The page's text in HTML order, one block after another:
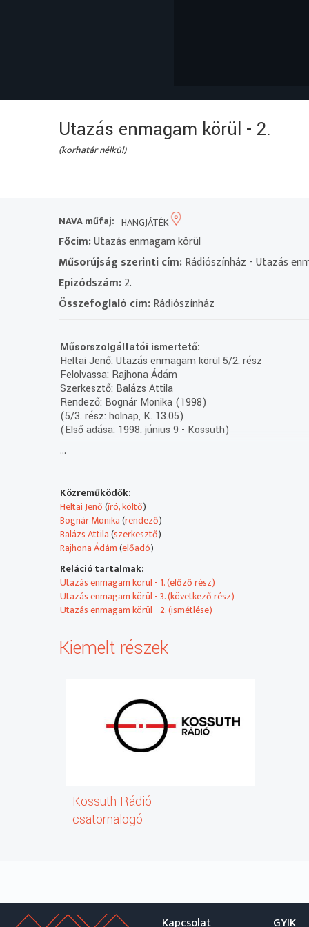
Utazás enmagam körül - 2.
(korhatár nélkül)
NAVA műfaj: HANGJÁTÉK
Főcím:Utazás enmagam körül
Műsorújság szerinti cím:Rádiószínház - Utazás
Epizódszám:2.
Összefoglaló cím:Rádiószínház
Műsorszolgáltatói ismertető:
Heltai Jenő: Utazás enmagam körül 5/2. rész
Felolvassa: Rajhona Ádám
Szerkesztő: Balázs Attila
Rendező: Bognár Monika (1998)
(5/3. rész: holnap, K. 13.05)
(Első adása: 1998. június 9 - Kossuth)
...
Közreműködők:
Heltai Jenő(író, költő)
Bognár Monika(rendező)
Balázs Attila(szerkesztő)
Rajhona Ádám(előadó)
Reláció tartalmak:
Utazás enmagam körül - 1. (előző rész)
Utazás enmagam körül - 3. (következő rész)
Utazás enmagam körül - 2. (ismétlése)
Kiemelt részek
Kossuth Rádió
csatornalogó
Kapcsolat GYIK